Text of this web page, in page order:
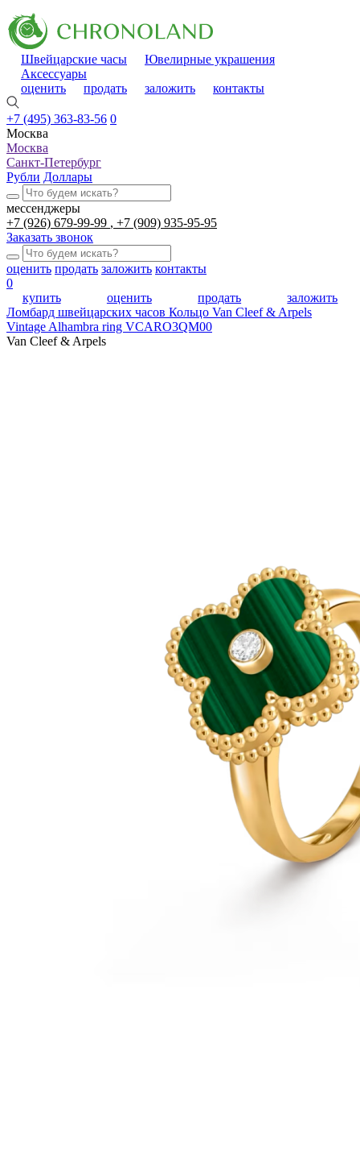
Швейцарские часы
Ювелирные украшения
Аксессуары
оценить
продать заложить контакты
+7 (495) 363-83-56 0
Москва
Москва
Санкт-Петербург
Рубли Доллары
мессенджеры
+7 (926) 679-99-99
+7 (909) 935-95-95
Заказать звонок
оценить продать заложить контакты
0
купить
оценить продать
заложить
Ломбард швейцарских часов Кольцо Van Cleef & Arpels
Vintage Alhambra ring VCARO3QM00
Van Cleef & Arpels